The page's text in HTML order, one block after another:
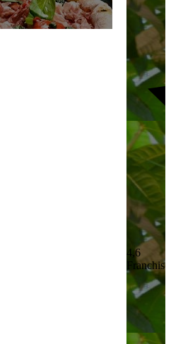
4,6
Franchisé